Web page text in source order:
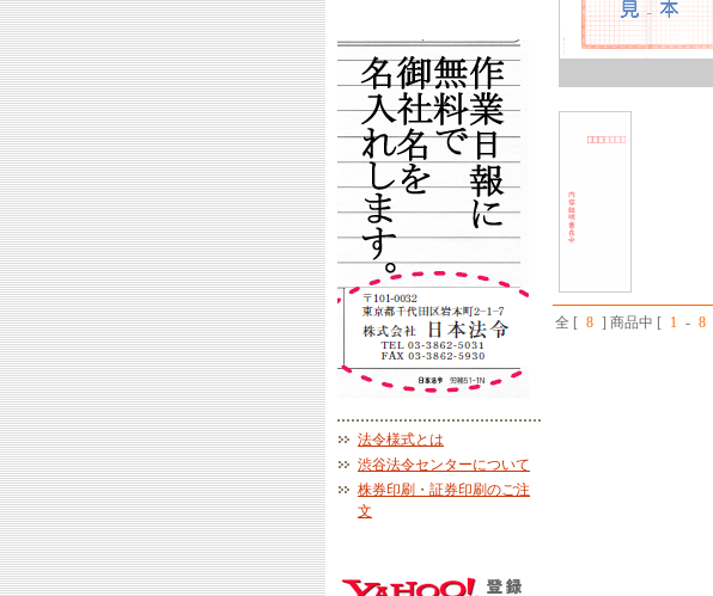
法令様式とは
渋谷法令センターについて
株券印刷・証券印刷のご注
文
全 [ 8 ] 商品中 [ 1 - 8